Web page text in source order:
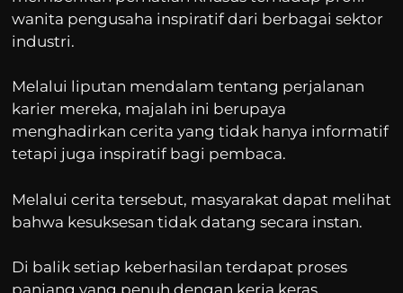
wanita pengusaha inspiratif dari berbagai sektor
industri.
Melalui liputan mendalam tentang perjalanan
karier mereka, majalah ini berupaya
menghadirkan cerita yang tidak hanya informatif
tetapi juga inspiratif bagi pembaca.
Melalui cerita tersebut, masyarakat dapat melihat
bahwa kesuksesan tidak datang secara instan.
Di balik setiap keberhasilan terdapat proses